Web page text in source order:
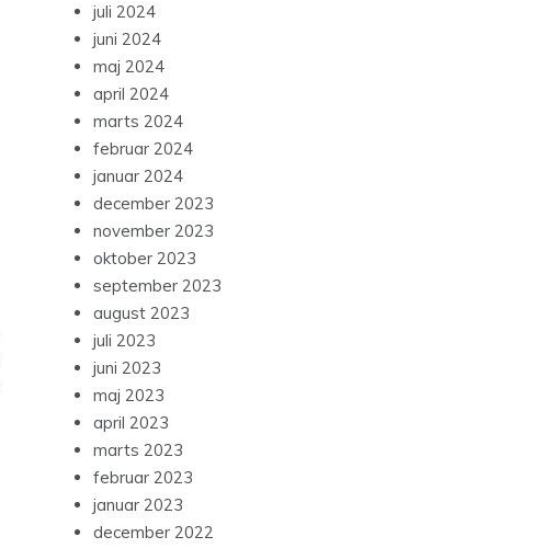
juli 2024
juni 2024
maj 2024
april 2024
marts 2024
februar 2024
januar 2024
december 2023
november 2023
oktober 2023
september 2023
august 2023
juli 2023
juni 2023
maj 2023
april 2023
marts 2023
februar 2023
januar 2023
december 2022